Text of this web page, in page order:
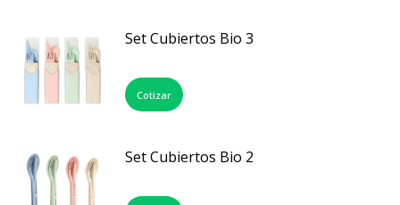
Set Cubiertos Bio 3
Cotizar
Set Cubiertos Bio 2